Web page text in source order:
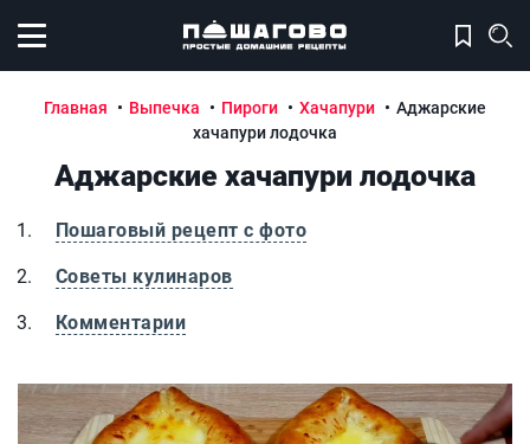
Открыть меню
Главная Выпечка Пироги Хачапури
Аджарские
хачапури лодочка
Аджарские хачапури лодочка
Пошаговый рецепт с фото
Советы кулинаров
Комментарии
Аджарские хачапури лодочка